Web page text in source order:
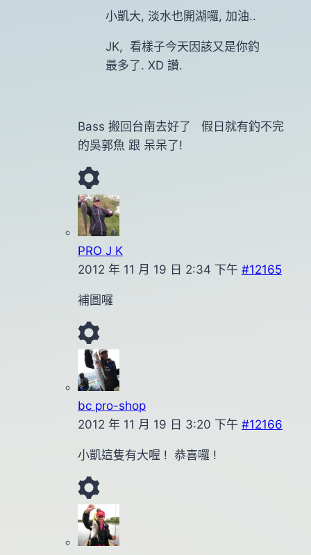
小凱大, 淡水也開湖囉, 加油..
JK, 看樣子今天因該又是你釣
最多了. XD 讚.
Bass 搬回台南去好了 假日就有釣不完
的吳郭魚 跟 呆呆了!
PRO J K
2012 年 11 月 19 日 2:34 下午 #12165
補圖囉
bc pro-shop
2012 年 11 月 19 日 3:20 下午 #12166
小凱這隻有大喔 ! 恭喜囉 !